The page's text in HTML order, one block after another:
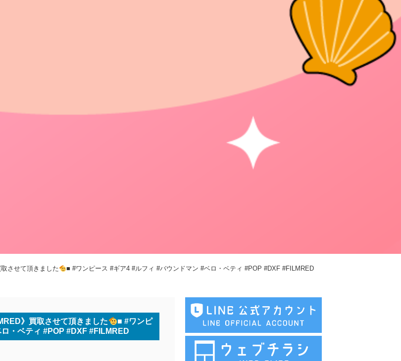
させて頂きました ■ #ワンピース #ギア4 #ルフィ #バウンドマン #ベロ・ベティ #POP #DXF #FILMRED
》買取させて頂きました
■ #ワンピ
・ベティ #POP #DXF #FILMRED